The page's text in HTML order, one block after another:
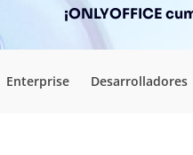
¡ONLYOFFICE
Enterprise Desarrolladores